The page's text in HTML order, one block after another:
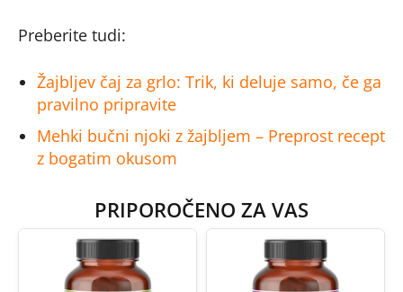
Preberite tudi:
Žajbljev čaj za grlo: Trik, ki deluje samo, če ga
pravilno pripravite
Mehki bučni njoki z žajbljem – Preprost recept
z bogatim okusom
PRIPOROČENO ZA VAS